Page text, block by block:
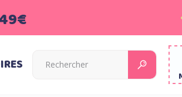
pour: